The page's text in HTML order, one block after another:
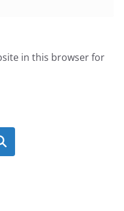
in this browser for